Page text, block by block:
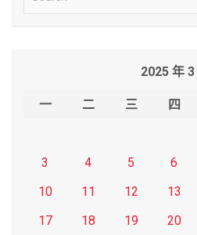
e
2025 年 3
一 二 三 四
3
4 5 6
10
11 12 13
17
18 19 20